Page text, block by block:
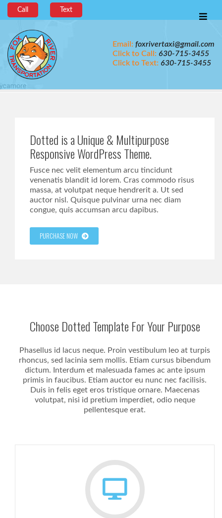
Call Text
Email: foxrivertaxi@gmail.com
Click to Call: 630-715-3455
Click to Text: 630-715-3455
Dotted is a Unique & Multipurpose
Responsive WordPress Theme.
Fusce nec velit elementum arcu tincidunt
venenatis blandit id lorem. Cras commodo risus
massa, at volutpat neque hendrerit a. Ut sed
auctor nisl. Quisque pulvinar urna nec diam
congue, quis accumsan arcu dapibus.
PURCHASE NOW
Choose Dotted Template For Your Purpose
Phasellus id lacus neque. Proin vestibulum leo at turpis
rhoncus, sed lacinia sem mollis. Etiam cursus bibendum
dictum. Interdum et malesuada fames ac ante ipsum
primis in faucibus. Etiam auctor eu nunc nec facilisis.
Duis in felis eget eros tristique ornare. Maecenas
volutpat, nisi id pretium imperdiet, odio neque
pellentesque erat.